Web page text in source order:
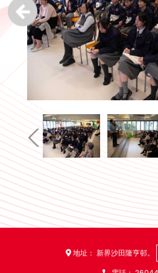
地址： 新界沙田隆亨邨。